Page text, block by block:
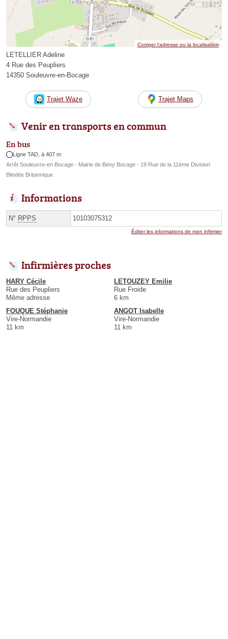
Corriger l’adresse ou la localisation
LETELLIER Adeline
4 Rue des Peupliers
14350 Souleuvre-en-Bocage
Trajet Waze Trajet Maps
Venir en transports en commun
En bus
Ligne TAD, à 407 m
Arrêt Souleuvre-en Bocage - Mairie de Bény Bocage - 19 Rue de la 11ème Division
Blindée Britannique
Informations
N° RPPS 10103075312
Éditer les informations de mon infirmier
Infirmières proches
HARY Cécile
Rue des Peupliers
Même adresse
LETOUZEY Emilie
Rue Froide
6 km
FOUQUE Stéphanie
Vire-Normandie
11 km
ANGOT Isabelle
Vire-Normandie
11 km